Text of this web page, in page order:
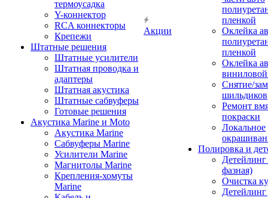
термоусадка
Y-коннектор
RCA коннекторы
Крепежи
Штатные решения
Штатные усилители
Штатная проводка и
адаптеры
Штатная акустика
Штатные сабвуферы
Готовые решения
Акустика Marine и Moto
Акустика Marine
Сабвуферы Marine
Усилители Marine
Магнитолы Marine
Крепления-хомуты
Marine
Акции
пленкой
Оклейка
пленкой
Оклейка
Снятие/
шильдиков
Ремонт
покраски
Локальное
Полировка и
фазная)
Очистка
Детейлинг